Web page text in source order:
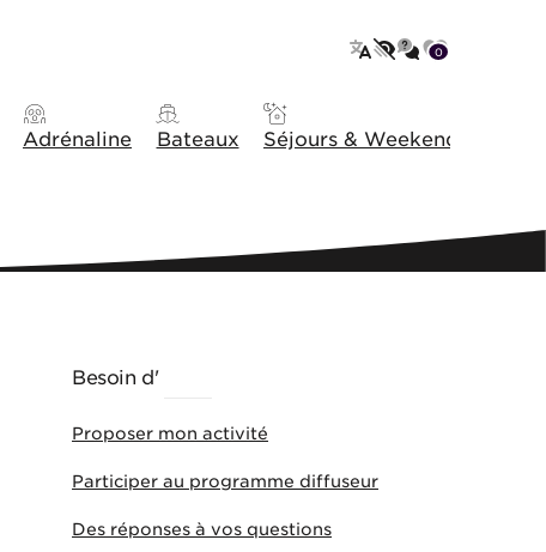
Messagerie
0
Adrénaline Bateaux Séjours & Weekends
Besoin d'
Proposer mon activité
Participer au programme diffuseur
Des réponses à vos questions